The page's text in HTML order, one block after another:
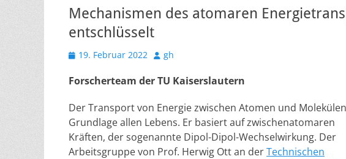
Mechanismen des atomaren
entschlüsselt
Veröffentlicht
19. Februar 2022 Autor
gh
Forscherteam der TU Kaiserslautern
Der Transport von Energie zwischen Atomen und
Grundlage allen Lebens. Er basiert auf zwischenatomaren
Kräften, der sogenannte Dipol-Dipol-Wechselwirkung. Der
Arbeitsgruppe von Prof. Herwig Ott an derTechnischen